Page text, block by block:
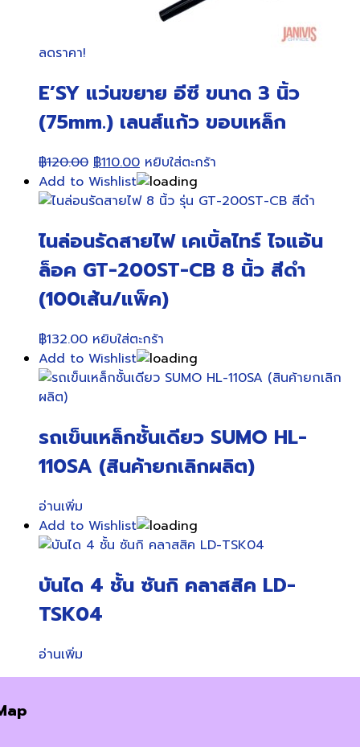
ลดราคา!
E’SY แว่นขยาย อีซี ขนาด 3 นิ้ว
(75mm.) เลนส์แก้ว ขอบเหล็ก
฿120.00 Original
price
was:
฿110.00Current
price
is:
หยิบใส่ตะกร้า
Add to Wishlist
ไนล่อนรัดสายไฟ เคเบิ้ลไทร์ ไจแอ้น
ล็อค GT-200ST-CB 8 นิ้ว สีดำ
(100เส้น/แพ็ค)
฿132.00 หยิบใส่ตะกร้า
Add to Wishlist
รถเข็นเหล็กชั้นเดียว SUMO HL-
110SA (สินค้ายกเลิกผลิต)
อ่านเพิ่ม
Add to Wishlist
บันได 4 ชั้น ซันกิ คลาสสิค LD-
TSK04
อ่านเพิ่ม